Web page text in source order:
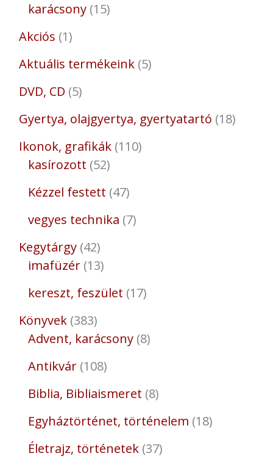
karácsony 15
Akciós 1
Aktuális termékeink 5
DVD, CD 5
Gyertya, olajgyertya, gyertyatartó 18
Ikonok, grafikák 110
kasírozott 52
Kézzel festett 47
vegyes technika 7
Kegytárgy 42
imafüzér 13
kereszt, feszület 17
Könyvek 383
Advent, karácsony 8
Antikvár 108
Biblia, Bibliaismeret 8
Egyháztörténet, történelem 18
Életrajz, történetek 37